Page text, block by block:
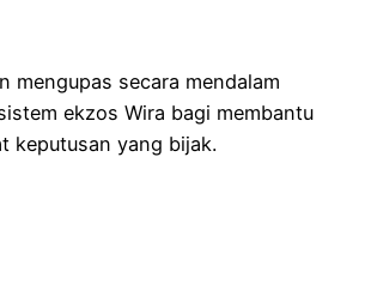
mengupas secara mendalam
ekzos Wira bagi membantu
keputusan yang bijak.